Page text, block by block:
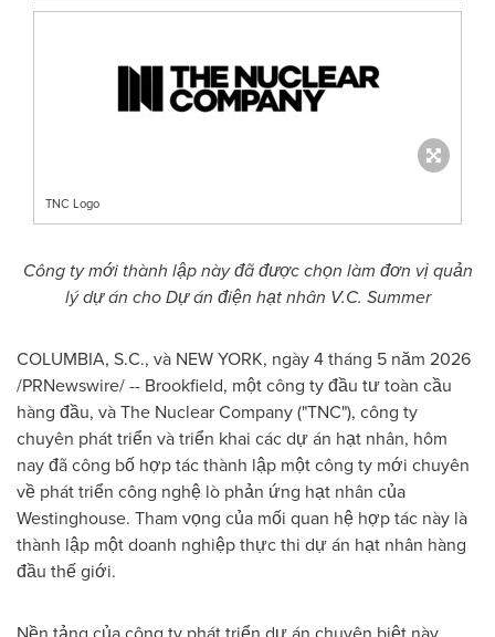
TNC Logo
Công ty mới thành lập này đã được chọn làm đơn vị quản
lý dự án cho Dự án điện hạt nhân V.C. Summer
COLUMBIA, S.C., và NEW YORK, ngày 4 tháng 5 năm 2026
/PRNewswire/ -- Brookfield, một công ty đầu tư toàn cầu
hàng đầu, và The Nuclear Company ("TNC"), công ty
chuyên phát triển và triển khai các dự án hạt nhân, hôm
nay đã công bố hợp tác thành lập một công ty mới chuyên
về phát triển công nghệ lò phản ứng hạt nhân của
Westinghouse. Tham vọng của mối quan hệ hợp tác này là
thành lập một doanh nghiệp thực thi dự án hạt nhân hàng
đầu thế giới.